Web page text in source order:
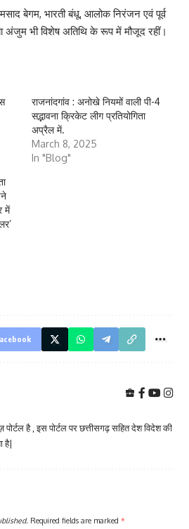
बेगम, भारती बंधू, आलोक निरंजन एवं पूर्व
अंजुम भी विशेष अतिथि के रूप में मौजूद रहीं।
राजनांदगांव : अनोखे नियमों वाली पी-4
सद्भावना क्रिकेट लीग प्रतियोगिता
अप्रैल में.
March 8, 2025
In "Blog"
में
है , इस पोर्टल पर छत्तीसगढ़ सहित देश विदेश की
है|
Required fields are marked *